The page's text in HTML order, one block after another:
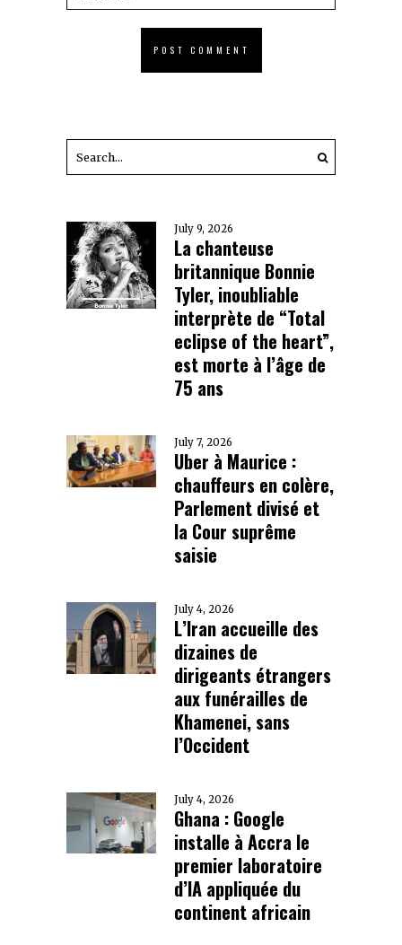
July 9, 2026
La chanteuse
britannique Bonnie
Tyler, inoubliable
interprète de “Total
eclipse of the heart”,
est morte à l’âge de
75 ans
July 7, 2026
Uber à Maurice :
chauffeurs en colère,
Parlement divisé et
la Cour suprême
saisie
July 4, 2026
L’Iran accueille des
dizaines de
dirigeants étrangers
aux funérailles de
Khamenei, sans
l’Occident
July 4, 2026
Ghana : Google
installe à Accra le
premier laboratoire
d’IA appliquée du
continent africain